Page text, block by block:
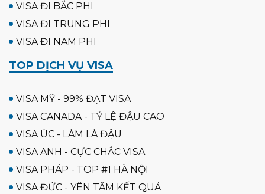
VISA ĐI BẮC PHI
VISA ĐI TRUNG PHI
VISA ĐI NAM PHI
TOP DỊCH VỤ VISA
VISA MỸ - 99% ĐẠT VISA
VISA CANADA - TỶ LỆ ĐẬU CAO
VISA ÚC - LÀM LÀ ĐẬU
VISA ANH - CỰC CHẮC VISA
VISA PHÁP - TOP #1 HÀ NỘI
VISA ĐỨC - YÊN TÂM KẾT QUẢ